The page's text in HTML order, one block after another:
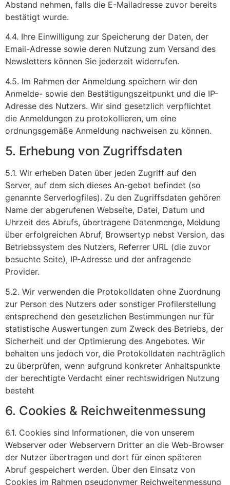
Abstand nehmen, falls die E-Mailadresse zuvor bereits
bestätigt wurde.
4.4. Ihre Einwilligung zur Speicherung der Daten, der
Email-Adresse sowie deren Nutzung zum Versand des
Newsletters können Sie jederzeit widerrufen.
4.5. Im Rahmen der Anmeldung speichern wir den
Anmelde- sowie den Bestätigungszeitpunkt und die IP-
Adresse des Nutzers. Wir sind gesetzlich verpflichtet
die Anmeldungen zu protokollieren, um eine
ordnungsgemäße Anmeldung nachweisen zu können.
5. Erhebung von Zugriffsdaten
5.1. Wir erheben Daten über jeden Zugriff auf den
Server, auf dem sich dieses An-gebot befindet (so
genannte Serverlogfiles). Zu den Zugriffsdaten gehören
Name der abgerufenen Webseite, Datei, Datum und
Uhrzeit des Abrufs, übertragene Datenmenge, Meldung
über erfolgreichen Abruf, Browsertyp nebst Version, das
Betriebssystem des Nutzers, Referrer URL (die zuvor
besuchte Seite), IP-Adresse und der anfragende
Provider.
5.2. Wir verwenden die Protokolldaten ohne Zuordnung
zur Person des Nutzers oder sonstiger Profilerstellung
entsprechend den gesetzlichen Bestimmungen nur für
statistische Auswertungen zum Zweck des Betriebs, der
Sicherheit und der Optimierung des Angebotes. Wir
behalten uns jedoch vor, die Protokolldaten nachträglich
zu überprüfen, wenn aufgrund konkreter Anhaltspunkte
der berechtigte Verdacht einer rechtswidrigen Nutzung
besteht
6. Cookies & Reichweitenmessung
6.1. Cookies sind Informationen, die von unserem
Webserver oder Webservern Dritter an die Web-Browser
der Nutzer übertragen und dort für einen späteren
Abruf gespeichert werden. Über den Einsatz von
Cookies im Rahmen pseudonymer Reichweitenmessung